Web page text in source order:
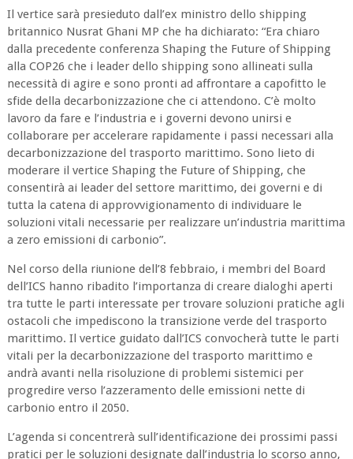
Il vertice sarà presieduto dall’ex ministro dello shipping
britannico Nusrat Ghani MP che ha dichiarato: “Era chiaro
dalla precedente conferenza Shaping the Future of Shipping
alla COP26 che i leader dello shipping sono allineati sulla
necessità di agire e sono pronti ad affrontare a capofitto le
sfide della decarbonizzazione che ci attendono. C’è molto
lavoro da fare e l’industria e i governi devono unirsi e
collaborare per accelerare rapidamente i passi necessari alla
decarbonizzazione del trasporto marittimo. Sono lieto di
moderare il vertice Shaping the Future of Shipping, che
consentirà ai leader del settore marittimo, dei governi e di
tutta la catena di approvvigionamento di individuare le
soluzioni vitali necessarie per realizzare un’industria marittima
a zero emissioni di carbonio”.
Nel corso della riunione dell’8 febbraio, i membri del Board
dell’ICS hanno ribadito l’importanza di creare dialoghi aperti
tra tutte le parti interessate per trovare soluzioni pratiche agli
ostacoli che impediscono la transizione verde del trasporto
marittimo. Il vertice guidato dall’ICS convocherà tutte le parti
vitali per la decarbonizzazione del trasporto marittimo e
andrà avanti nella risoluzione di problemi sistemici per
progredire verso l’azzeramento delle emissioni nette di
carbonio entro il 2050.
L’agenda si concentrerà sull’identificazione dei prossimi passi
pratici per le soluzioni designate dall’industria lo scorso anno,